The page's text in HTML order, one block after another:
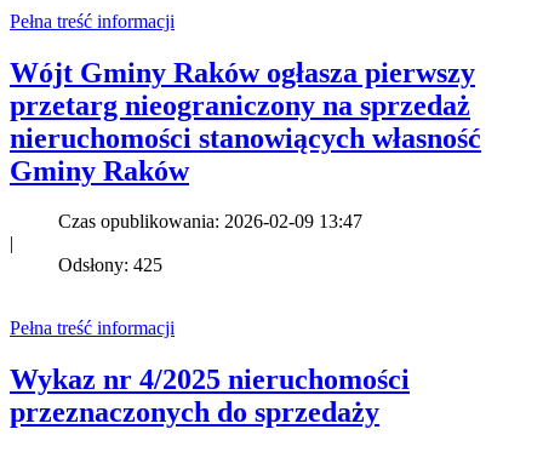
Pełna treść informacji
Wójt Gminy Raków ogłasza pierwszy
przetarg nieograniczony na sprzedaż
nieruchomości stanowiących własność
Gminy Raków
Czas opublikowania: 2026-02-09 13:47
|
Odsłony: 425
Pełna treść informacji
Wykaz nr 4/2025 nieruchomości
przeznaczonych do sprzedaży